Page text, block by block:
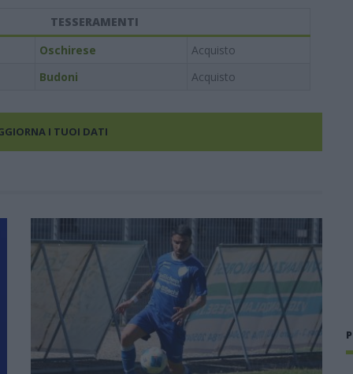
TESSERAMENTI
Oschirese
Acquisto
Budoni Acquisto
I TUOI DATI